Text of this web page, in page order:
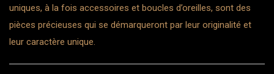
uniques, à la fois accessoires et boucles d’oreilles, sont des
pièces précieuses qui se démarqueront par leur originalité et
leur caractère unique.